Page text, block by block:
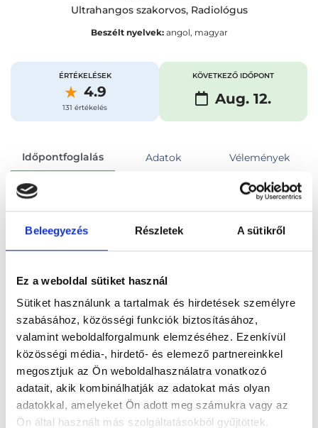
Beleegyezés Részletek A sütikről
Ez a weboldal sütiket használ
Sütiket használunk a tartalmak és hirdetések személyre
szabásához, közösségi funkciók biztosításához,
valamint weboldalforgalmunk elemzéséhez. Ezenkívül
közösségi média-, hirdető- és elemező partnereinkkel
megosztjuk az Ön weboldalhasználatra vonatkozó
adatait, akik kombinálhatják az adatokat más olyan
adatokkal, amelyeket Ön adott meg számukra vagy az
Ön által használt más szolgáltatásokból gyűjtöttek.
Ultrahangos szakorvos, Radiológus
Beszélt nyelvek:angol, magyar
ÉRTÉKELÉSEK
4.9
131 értékelés
KÖVETKEZŐ IDŐPONT
Aug. 12.
Időpontfoglalás Adatok Vélemények
Foglalj időpontot
Összes szakterület Emlő ultrahang
Főoldal Orvosok Ultrahangos szakorvos
Ultrahangos szakorvos, Budapest, VII. kerület
Dr. Zsuppán Richárd